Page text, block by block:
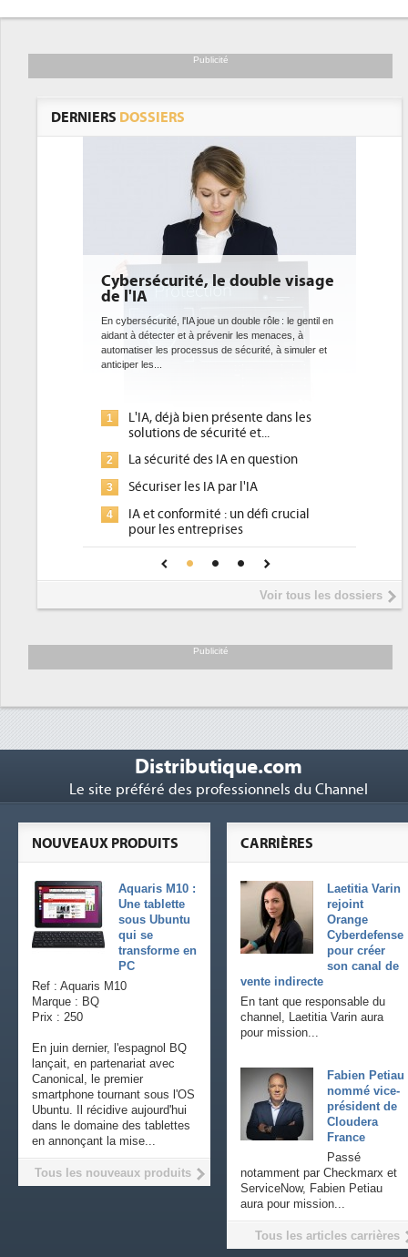
Publicité
DERNIERS DOSSIERS
Cybersécurité, le double visage
de l'IA
En cybersécurité, l'IA joue un double rôle : le gentil en
aidant à détecter et à prévenir les menaces, à
automatiser les processus de sécurité, à simuler et
anticiper les...
L'IA, déjà bien présente dans les
solutions de sécurité et...
La sécurité des IA en question
Sécuriser les IA par l'IA
IA et conformité : un défi crucial
pour les entreprises
Une IA de confiance pour une IA
plus sûre ?
Voir tous les dossiers
Publicité
Distributique.com
Le site préféré des professionnels du Channel
CARRIÈRES
Laetitia Varin
rejoint
Orange
Cyberdefense
pour créer
son canal de
vente indirecte
En tant que responsable du
channel, Laetitia Varin aura
pour mission...
Fabien Petiau
nommé vice-
président de
Cloudera
France
Passé
notamment par Checkmarx et
ServiceNow, Fabien Petiau
aura pour mission...
Tous les articles carrières
NOUVEAUX PRODUITS
Aquaris M10 :
Une tablette
sous Ubuntu
qui se
transforme en
PC
Ref : Aquaris M10
Marque : BQ
Prix : 250
En juin dernier, l'espagnol BQ
lançait, en partenariat avec
Canonical, le premier
smartphone tournant sous l'OS
Ubuntu. Il récidive aujourd'hui
dans le domaine des tablettes
en annonçant la mise...
Tous les nouveaux produits